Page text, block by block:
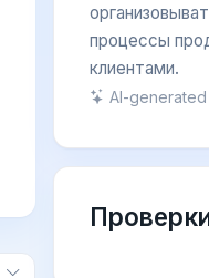
процессы
клиентами.
AI-